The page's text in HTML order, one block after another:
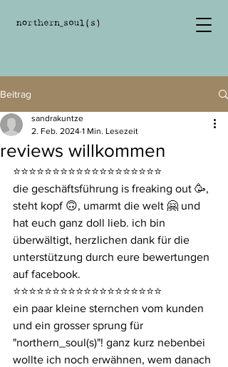
Beitrag
reviews willkommen
sandrakuntze
2. Feb. 2024 1 Min. Lesezeit
⭐️⭐️⭐️⭐️⭐️⭐️⭐️⭐️⭐️⭐️⭐️⭐️⭐️⭐️⭐️⭐️⭐️⭐️⭐️
die geschäftsführung is freaking out 🥳,
steht kopf 🙃, umarmt die welt 🤗 und
hat euch ganz doll lieb. ich bin
überwältigt, herzlichen dank für die
unterstützung durch eure bewertungen
auf facebook.
⭐️⭐️⭐️⭐️⭐️⭐️⭐️⭐️⭐️⭐️⭐️⭐️⭐️⭐️⭐️⭐️⭐️⭐️⭐️
ein paar kleine sternchen vom kunden
und ein grosser sprung für
"northern_soul(s)"! ganz kurz nebenbei
wollte ich noch erwähnen, wem danach